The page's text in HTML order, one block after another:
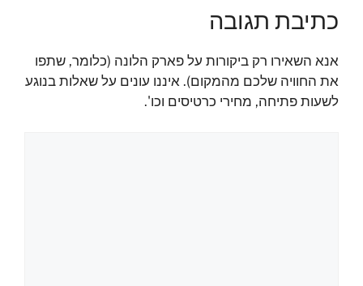
כתיבת תגובה
אנא השאירו רק ביקורות על פארק הלונה (כלומר, שתפו
את החוויה שלכם מהמקום). איננו עונים על שאלות בנוגע
לשעות פתיחה, מחירי כרטיסים וכו'.